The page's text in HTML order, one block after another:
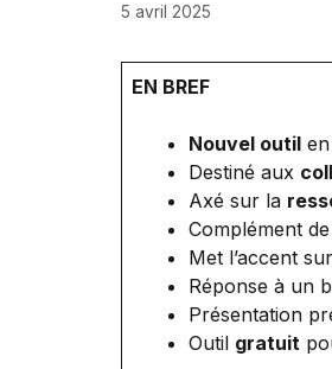
5 avril 2025
EN BREF
Nouvel outil
Destiné aux
Axé sur la
Complément de
Met l’accent
Réponse à un
Présentation
Outil gratuit